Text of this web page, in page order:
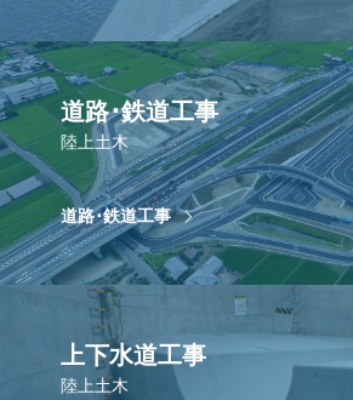
道路･鉄道工事
陸上土木
道路･鉄道工事
上下水道工事
陸上土木